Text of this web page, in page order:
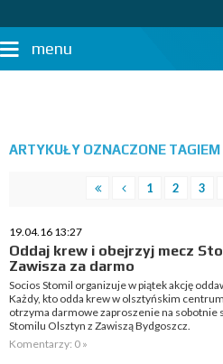
menu
ARTYKUŁY OZNACZONE
1 2 3
19.04.16 13:27
Oddaj krew i obejrzyj mecz
Zawisza za darmo
Socios Stomil organizuje w piątek akcję
Każdy, kto odda krew w olsztyńskim
otrzyma darmowe zaproszenie na sobotnie
Stomilu Olsztyn z Zawiszą Bydgoszcz.
Komentarzy: 0 »